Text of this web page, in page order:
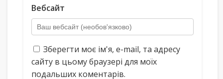
Вебсайт
Зберегти моє ім'я, e-mail, та адресу
сайту в цьому браузері для моїх
подальших коментарів.